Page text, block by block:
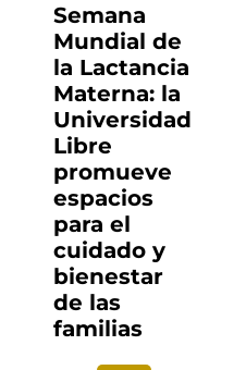
Semana
Mundial de
la Lactancia
Materna: la
Universidad
Libre
promueve
espacios
para el
cuidado y
bienestar
de las
familias